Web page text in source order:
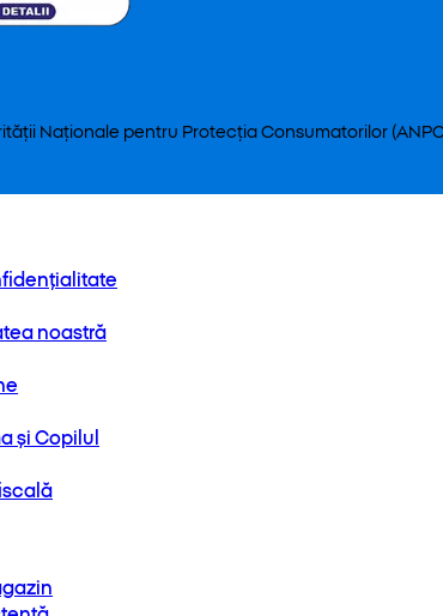
Naționale pentru Protecția Consumatorilor
noastră
și Copilul